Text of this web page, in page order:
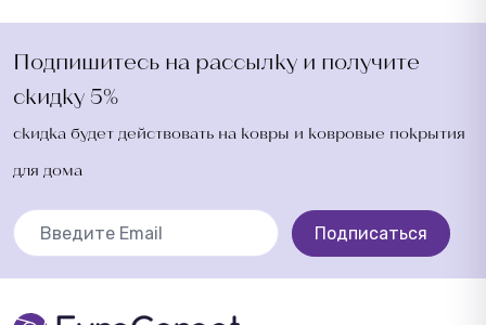
Подпишитесь на рассылку и получите
скидку 5%
скидка будет действовать на ковры и ковровые покрытия
для дома
Подписаться